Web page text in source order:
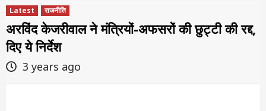
Latest राजनीति
अरविंद केजरीवाल ने मंत्रियों-अफसरों की छुट्टी की रद्द,
दिए ये निर्देश
3 years ago